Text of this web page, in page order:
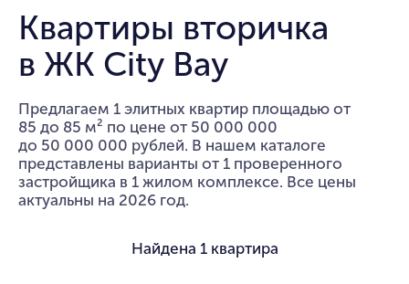
Квартиры вторичка
в ЖК City Bay
Предлагаем 1 элитных квартир площадью от
85 до 85 м² по цене от 50 000 000
до 50 000 000 рублей. В нашем каталоге
представлены варианты от 1 проверенного
застройщика в 1 жилом комплексе. Все цены
актуальны на 2026 год.
Найдена 1 квартира